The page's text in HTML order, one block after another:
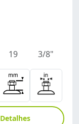
19 3/8"
Detalhes